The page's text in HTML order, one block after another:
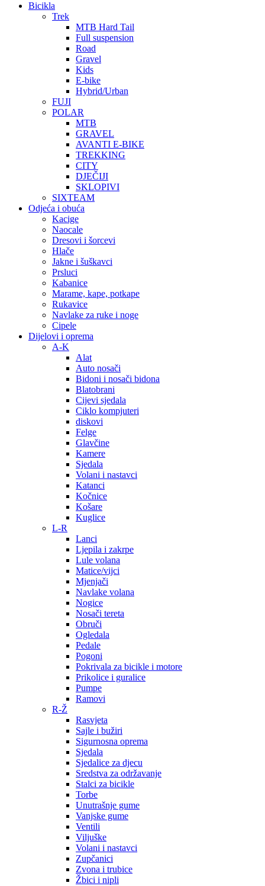
Bicikla
Trek
MTB Hard Tail
Full suspension
Road
Gravel
Kids
E-bike
Hybrid/Urban
FUJI
POLAR
MTB
GRAVEL
AVANTI E-BIKE
TREKKING
CITY
DJEČIJI
SKLOPIVI
SIXTEAM
Odjeća i obuća
Kacige
Naocale
Dresovi i šorcevi
Hlače
Jakne i šuškavci
Prsluci
Kabanice
Marame, kape, potkape
Rukavice
Navlake za ruke i noge
Cipele
Dijelovi i oprema
A-K
Alat
Auto nosači
Bidoni i nosači bidona
Blatobrani
Cijevi sjedala
Ciklo kompjuteri
diskovi
Felge
Glavčine
Kamere
Sjedala
Volani i nastavci
Katanci
Kočnice
Košare
Kuglice
L-R
Lanci
Ljepila i zakrpe
Lule volana
Matice/vijci
Mjenjači
Navlake volana
Nogice
Nosači tereta
Obruči
Ogledala
Pedale
Pogoni
Pokrivala za bicikle i motore
Prikolice i guralice
Pumpe
Ramovi
R-Ž
Rasvjeta
Sajle i bužiri
Sigurnosna oprema
Sjedala
Sjedalice za djecu
Sredstva za održavanje
Stalci za bicikle
Torbe
Unutrašnje gume
Vanjske gume
Ventili
Viljuške
Volani i nastavci
Zupčanici
Zvona i trubice
Žbici i nipli